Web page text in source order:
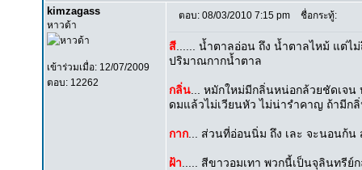
kimzagass
หาวด้า
เข้าร่วมเมื่อ: 12/07/2009
ตอบ: 12262
ตอบ: 08/03/2010 7:15 pm ชื่อกระทู้:
สี ...... น้ำตาลอ่อน ถึง น้ำตาลไหม้ แต่ไ
ปริมาณกากน้ำตาล
กลิ่น ... หมักใหม่มีกลิ่นหน่อกล้วยชัดเจ
ดมแล้วไม่เวียนหัว ไม่น่ารำคาญ ถ้ามีก
กาก ... ส่วนที่อ่อนนิ่ม ถึง เละ จะนอนก้
ฝ้า ..... สีขาวอมเทา พวกนี้เป็นจุลินทรี